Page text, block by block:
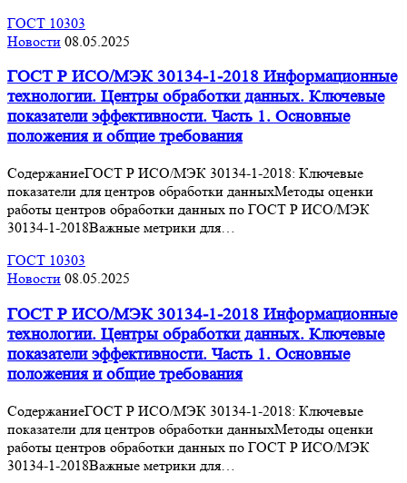
ГОСТ 10303
Новости 08.05.2025
ГОСТ Р ИСО/МЭК 30134-1-2018 Информационные
технологии. Центры обработки данных. Ключевые
показатели эффективности. Часть 1. Основные
положения и общие требования
СодержаниеГОСТ Р ИСО/МЭК 30134-1-2018: Ключевые
показатели для центров обработки данныхМетоды оценки
работы центров обработки данных по ГОСТ Р ИСО/МЭК
30134-1-2018Важные метрики для…
ГОСТ 10303
Новости 08.05.2025
ГОСТ Р ИСО/МЭК 30134-1-2018 Информационные
технологии. Центры обработки данных. Ключевые
показатели эффективности. Часть 1. Основные
положения и общие требования
СодержаниеГОСТ Р ИСО/МЭК 30134-1-2018: Ключевые
показатели для центров обработки данныхМетоды оценки
работы центров обработки данных по ГОСТ Р ИСО/МЭК
30134-1-2018Важные метрики для…